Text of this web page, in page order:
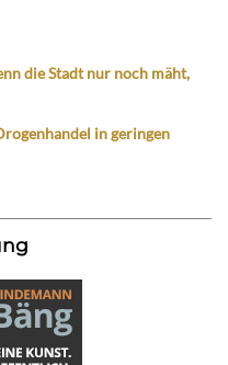
die Stadt nur noch mäht,
in geringen